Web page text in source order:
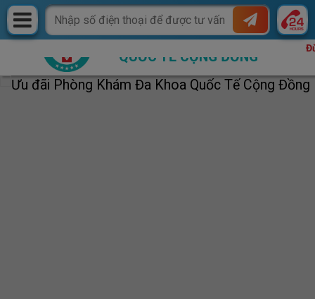
PHÒNG KHÁM ĐA KHOA
QUỐC TẾ CỘNG ĐỒNG
Đừng bỏ